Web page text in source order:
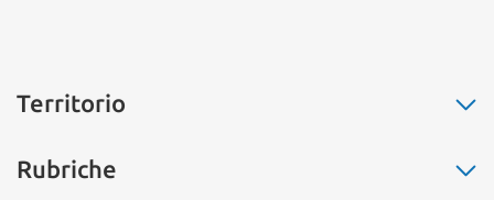
Territorio
Ostia
Rubriche